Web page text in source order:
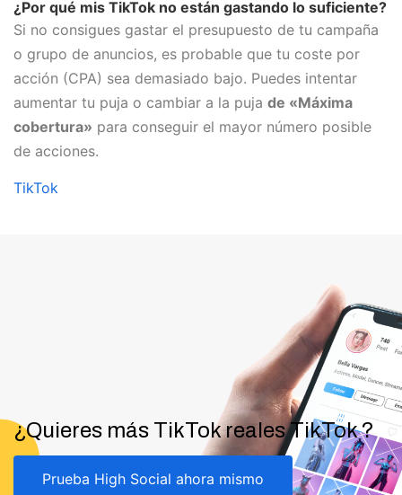
¿Por qué mis TikTok no están gastando lo suficiente?
Si no consigues gastar el presupuesto de tu campaña
o grupo de anuncios, es probable que tu coste por
acción (CPA) sea demasiado bajo. Puedes intentar
aumentar tu puja o cambiar a la puja de «Máxima
cobertura» para conseguir el mayor número posible
de acciones.
TikTok
¿Quieres más TikTok reales TikTok ?
Prueba High Social ahora mismo